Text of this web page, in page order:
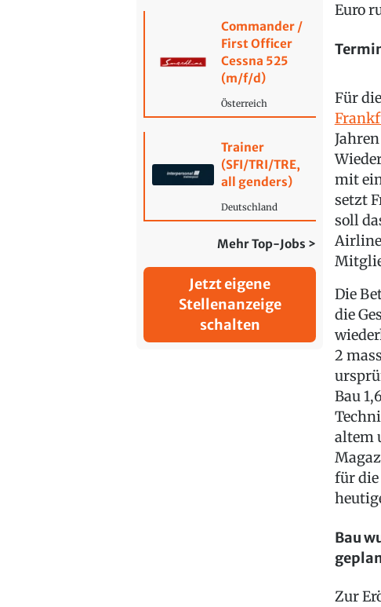
Commander /
First Officer
Cessna 525
(m/f/d)
Österreich
Trainer
(SFI/TRI/TRE,
all genders)
Deutschland
Mehr Top-Jobs >
Jetzt eigene
Stellenanzeige
schalten
Euro
Für
mit
setzt
soll
Die
die
2
Bau
altem
für
Bau
Zur